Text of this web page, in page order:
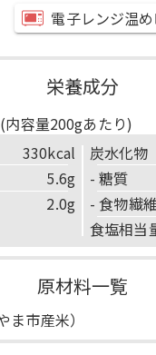
電子レンジ温
栄養成分
(内容量200gあたり)
330kcal
5.6g
2.0g
炭水化物
- 糖質
- 食物繊
食塩相当
原材料一覧
市産米）